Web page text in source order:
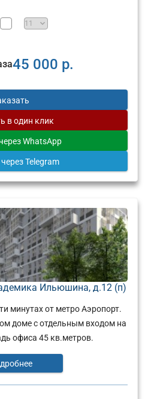
45 000 р.
в один клик
WhatsApp
через Telegram
Ильюшина, д.12 (п)
минутах от метро Аэропорт.
доме с отдельным входом на
офиса 45 кв.метров.